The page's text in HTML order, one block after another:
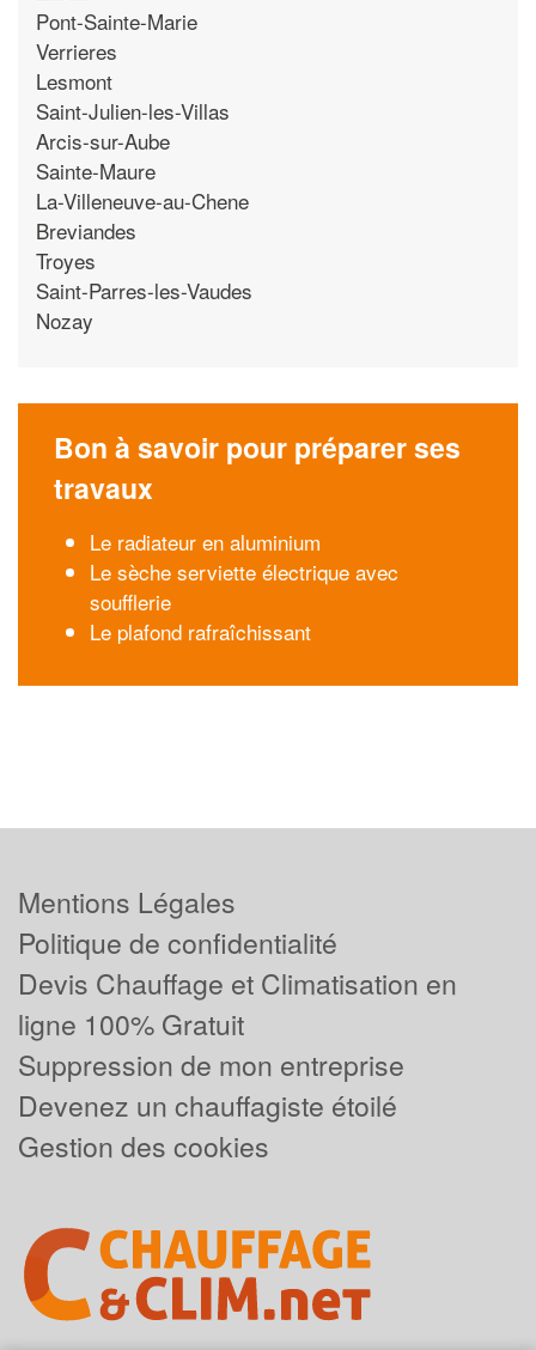
Pont-Sainte-Marie
Verrieres
Lesmont
Saint-Julien-les-Villas
Arcis-sur-Aube
Sainte-Maure
La-Villeneuve-au-Chene
Breviandes
Troyes
Saint-Parres-les-Vaudes
Nozay
Bon à savoir pour préparer ses
travaux
Le radiateur en aluminium
Le sèche serviette électrique avec
soufflerie
Le plafond rafraîchissant
Mentions Légales
Politique de confidentialité
Devis Chauffage et Climatisation en
ligne 100% Gratuit
Suppression de mon entreprise
Devenez un chauffagiste étoilé
Gestion des cookies